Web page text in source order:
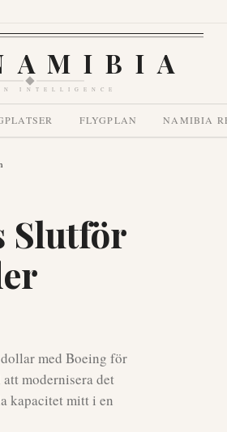
INTELLIGENCE
FLYGPLAN NAMIBIA
Slutför
med Boeing för
modernisera det
kapacitet mitt i en